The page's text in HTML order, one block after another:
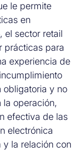
le permite
en
el sector retail
prácticas para
experiencia de
obligatoria y no
operación,
efectiva de las
electrónica
la relación con